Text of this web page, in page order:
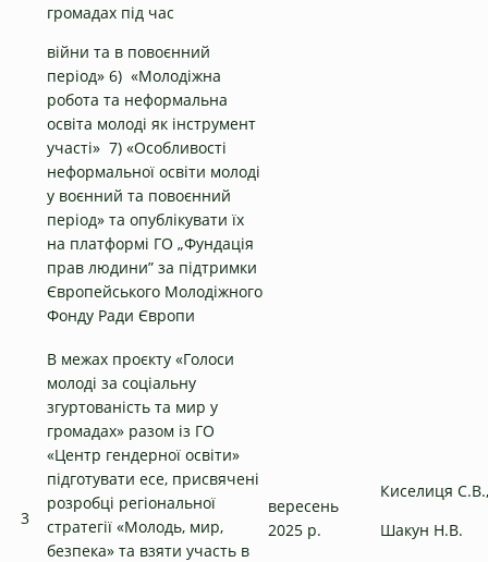
громадах під час
війни та в повоєнний
період» 6) «Молодіжна
робота та неформальна
освіта молоді як інструмент
участі» 7) «Особливості
неформальної освіти молоді
у воєнний та повоєнний
період» та опублікувати їх
на платформі ГО „Фундація
прав людини” за підтримки
Європейського Молодіжного
Фонду Ради Європи
3
В межах проєкту «Голоси
молоді за соціальну
згуртованість та мир у
громадах» разом із ГО
«Центр гендерної освіти»
підготувати есе, присвячені
розробці регіональної
стратегії «Молодь, мир,
безпека» та взяти участь в
вересень
2025 р.
Киселиця С.В.,
Шакун Н.В.